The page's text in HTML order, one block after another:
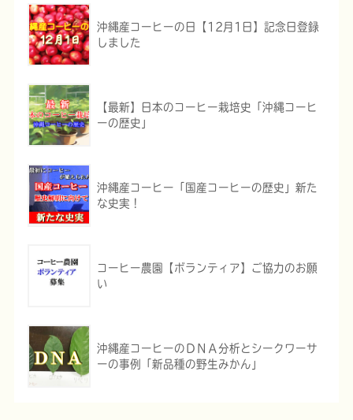
沖縄産コーヒーの日【12月1日】記念日登録
しました
【最新】日本のコーヒー栽培史「沖縄コーヒ
ーの歴史」
沖縄産コーヒー「国産コーヒーの歴史」新た
な史実！
コーヒー農園【ボランティア】ご協力のお願
い
沖縄産コーヒーのＤＮＡ分析とシークワーサ
ーの事例「新品種の野生みかん」